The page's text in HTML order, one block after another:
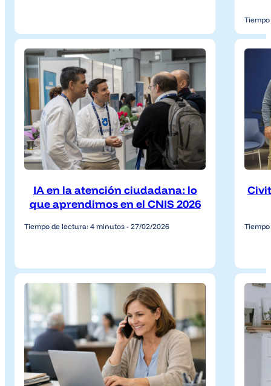
IA en la atención ciudadana: lo
que aprendimos en el CNIS 2026
Tiempo de lectura: 4 minutos - 27/02/2026